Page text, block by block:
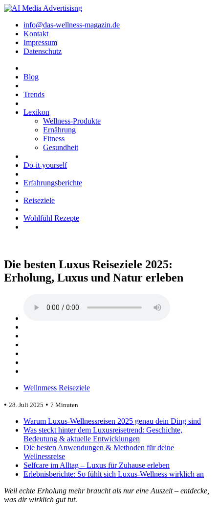
info@das-wellness-magazin.de
Kontakt
Impressum
Datenschutz
Blog
Trends
Lexikon
Wellness-Produkte
Ernährung
Fitness
Gesundheit
Do-it-yourself
Erfahrungsberichte
Reiseziele
Wohlfühl Rezepte
Die besten Luxus Reiseziele 2025:
Erholung, Luxus und Natur erleben
Wellnmess Reiseziele
• 28. Juli 2025 • 7 Minuten
Warum Luxus-Wellnessreisen 2025 genau dein Ding sind
Was steckt hinter dem Luxusreisetrend: Geschichte,
Bedeutung & aktuelle Entwicklungen
Die besten Anwendungen & Methoden für deine
Wellnessreise
Selfcare im Alltag – Luxus für Zuhause erleben
Erlebnisberichte: So fühlt sich Luxus-Wellness wirklich an
Weil echte Erholung mehr braucht als nur eine Auszeit – entdecke,
was dir wirklich gut tut.